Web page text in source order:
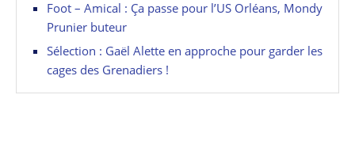
Foot – Amical : Ça passe pour l’US Orléans, Mondy
Prunier buteur
Sélection : Gaël Alette en approche pour garder les
cages des Grenadiers !